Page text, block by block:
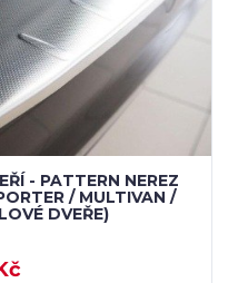
- PATTERN NEREZ
/ MULTIVAN /
DVEŘE)